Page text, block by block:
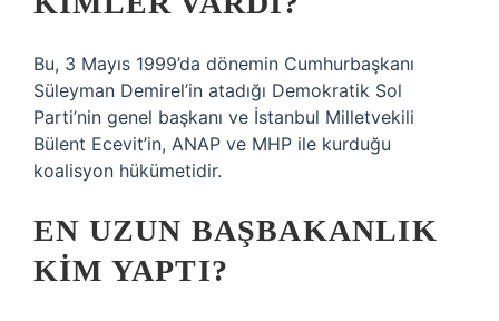
Bu, 3 Mayıs 1999’da dönemin Cumhurbaşkanı
Süleyman Demirel’in atadığı Demokratik Sol
Parti’nin genel başkanı ve İstanbul Milletvekili
Bülent Ecevit’in, ANAP ve MHP ile kurduğu
koalisyon hükümetidir.
EN UZUN BAŞBAKANLIK
KIM YAPTI?